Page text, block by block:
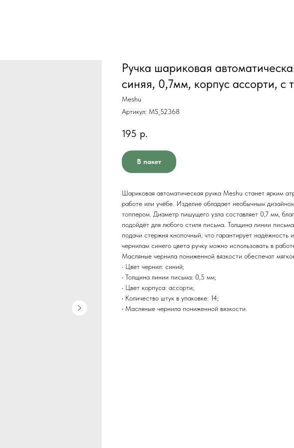
Ручка шариковая
синяя, 0,7мм, корпус ассорти, с
Meshu
Артикул: MS_52368
195 р.
В пакет
Шариковая автоматическая ручка Meshu станет ярким
работе или учёбе. Изделие обладает необычным
топпером. Диаметр пишущего узла составляет 0,7 мм,
подойдёт для любого стиля письма. Толщина линии
подачи стержня кнопочный, что гарантирует надёжность
чернилам синего цвета ручку можно использовать в
Масляные чернила пониженной вязкости обеспечат
• Цвет чернил: синий;
• Толщина линии письма: 0,5 мм;
• Цвет корпуса: ассорти;
• Количество штук в упаковке: 14;
• Масляные чернила пониженной вязкости.